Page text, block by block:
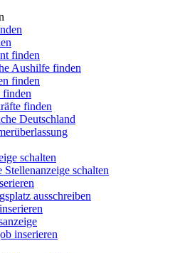
finden
Aushilfe finden
finden
finden
finden
Deutschland
schalten
Stellenanzeige schalten
ausschreiben
inserieren